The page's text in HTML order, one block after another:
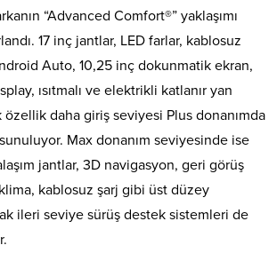
“Advanced Comfort®” yaklaşımı
17 inç jantlar, LED farlar, kablosuz
Auto, 10,25 inç dokunmatik ekran,
ısıtmalı ve elektrikli katlanır yan
daha giriş seviyesi Plus donanımda
Max donanım seviyesinde ise
jantlar, 3D navigasyon, geri görüş
kablosuz şarj gibi üst düzey
ileri seviye sürüş destek sistemleri de